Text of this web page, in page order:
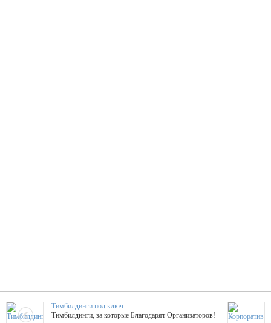
Тимбилдинги под ключ
Тимбилдинги, за которые Благодарят Организаторов!